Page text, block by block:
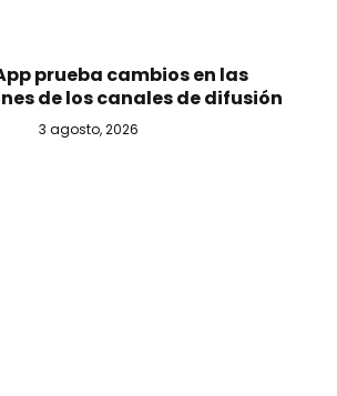
prueba cambios en las
de los canales de difusión
3 agosto, 2026